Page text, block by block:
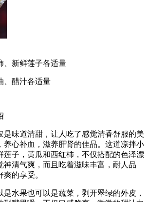
、新鲜莲子各适量
、醋汁各适量
味道清甜，让人吃了感觉清香舒服的美
养心补血，滋养肝肾的佳品。这道凉拌小
莲子，黄瓜和西红柿，不仅搭配的色泽漂
神清气爽，而且吃着滋味丰富，耐人品
的享受。
水果也可以是蔬菜，剥开翠绿的外皮，